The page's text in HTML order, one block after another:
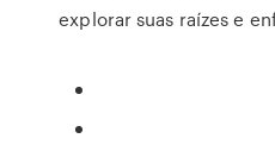
explorar suas raízes e